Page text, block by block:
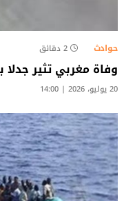
حوادث 2 دقائق
وفاة مغربي تثير جدلا
20 يوليو، 2026 | 14:00